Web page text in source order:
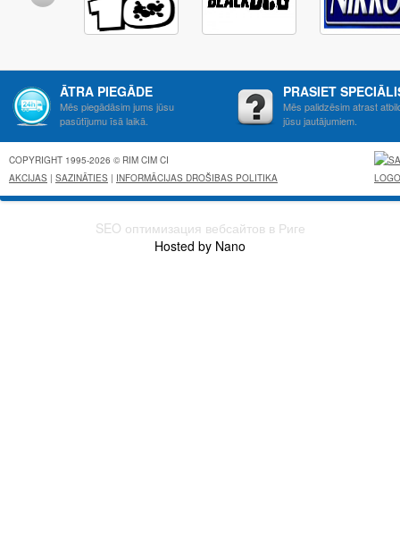
ĀTRA PIEGĀDE
Mēs piegādāsim jums jūsu
pasūtījumu īsā laikā.
PRASIET
Mēs palidzēsim atrast
jūsu jautājumiem.
COPYRIGHT 1995-2026 © RIM CIM CI
AKCIJAS | SAZINĀTIES | INFORMĀCIJAS DROŠIBAS POLITIKA
SEO оптимизация вебсайтов в Риге
Hosted by Nano